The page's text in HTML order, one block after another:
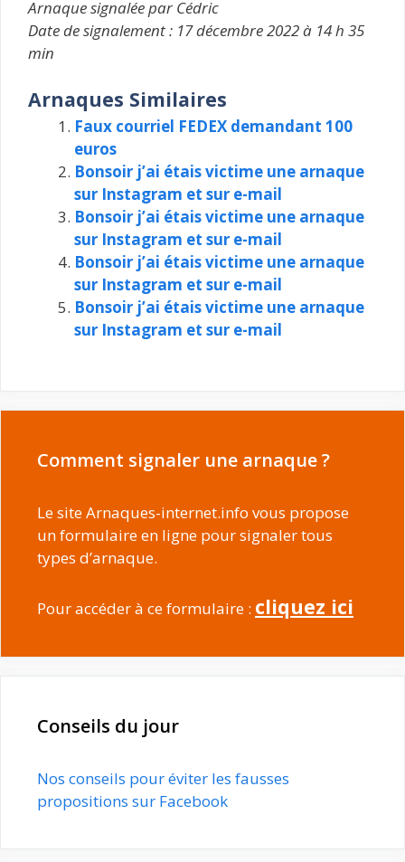
Arnaque signalée par Cédric
Date de signalement : 17 décembre 2022 à 14 h 35
min
Arnaques Similaires
Faux courriel FEDEX demandant 100
euros
Bonsoir j’ai étais victime une arnaque
sur Instagram et sur e-mail
Bonsoir j’ai étais victime une arnaque
sur Instagram et sur e-mail
Bonsoir j’ai étais victime une arnaque
sur Instagram et sur e-mail
Bonsoir j’ai étais victime une arnaque
sur Instagram et sur e-mail
Comment signaler une arnaque ?
Le site Arnaques-internet.info vous propose
un formulaire en ligne pour signaler tous
types d’arnaque.
Pour accéder à ce formulaire : cliquez ici
Conseils du jour
Nos conseils pour éviter les fausses
propositions sur Facebook